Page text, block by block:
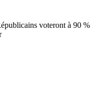
voteront à 90 %